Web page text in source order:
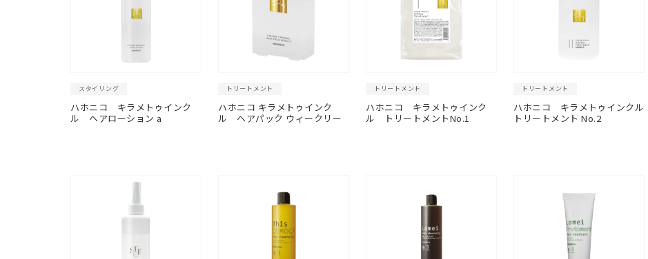
スタイリング
ハホニコ キラメトゥインク
ル ヘアローション a
トリートメント
ハホニコ キラメトゥインク
ル ヘアパック ウィークリー
トリートメント
ハホニコ キラメトゥインク
ル トリートメントNo.1
トリートメント
ハホニコ キラメトゥインクル
トリートメント No.2